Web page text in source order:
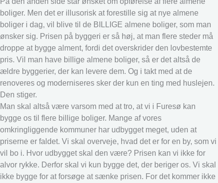
boliger. Men det er illusorisk at forestille sig at nye almene
boliger i dag, vil blive til de BILLIGE almene boliger, som man
ønsker sig. Prisen på byggeri er så høj, at man flere steder må
droppe at bygge alment, fordi det overskrider den lovbestemte
pris. Vil man have billige almene boliger, så er det altså de
ældre byggerier, der kan levere dem. Og i takt med at de
renoveres og moderniseres sker der kun en ting med huslejen.
Den stiger.
Man skal altså være varsom med at tro, at vi i Furesø kan
bygge os til flere billige boliger. Mange af vores
omkringliggende kommuner har udbygget meget, uden at
priserne er faldet. Vi skal overveje, hvad det er for en by, som vi
vil bo i. Hvor udbygget skal den være? Prisen kan vi ikke for
alvor rykke. Derfor skal vi kun bygge det, der beriger os. Vi skal
ikke bygge for at forsøge at sænke prisen. For det kommer ikke